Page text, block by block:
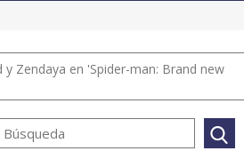
y Zendaya en 'Spider-man: Brand new